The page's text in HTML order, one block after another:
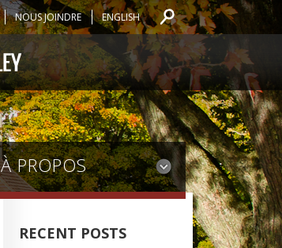
NOUS JOINDRE ENGLISH
À PROPOS
RECENT POSTS